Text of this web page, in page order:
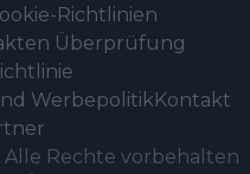
Richtlinien
Überprüfung
WerbepolitikKontakt
Alle Rechte vorbehalten